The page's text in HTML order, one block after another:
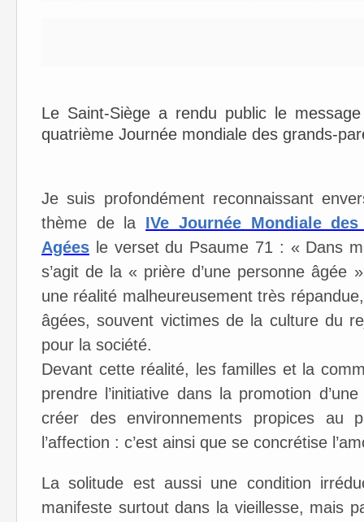
Le Saint-Siège a rendu public le
quatrième Journée mondiale des grands-
Je suis profondément reconnaissant
thème de la IVe Journée Mondiale
Agées le verset du Psaume 71 : « Dans
s’agit de la « prière d’une personne
une réalité malheureusement très
âgées, souvent victimes de la culture du
pour la société.
Devant cette réalité, les familles et la
prendre l’initiative dans la promotion
créer des environnements propices au
l’affection : c’est ainsi que se concrétise
La solitude est aussi une condition
manifeste surtout dans la vieillesse, mais